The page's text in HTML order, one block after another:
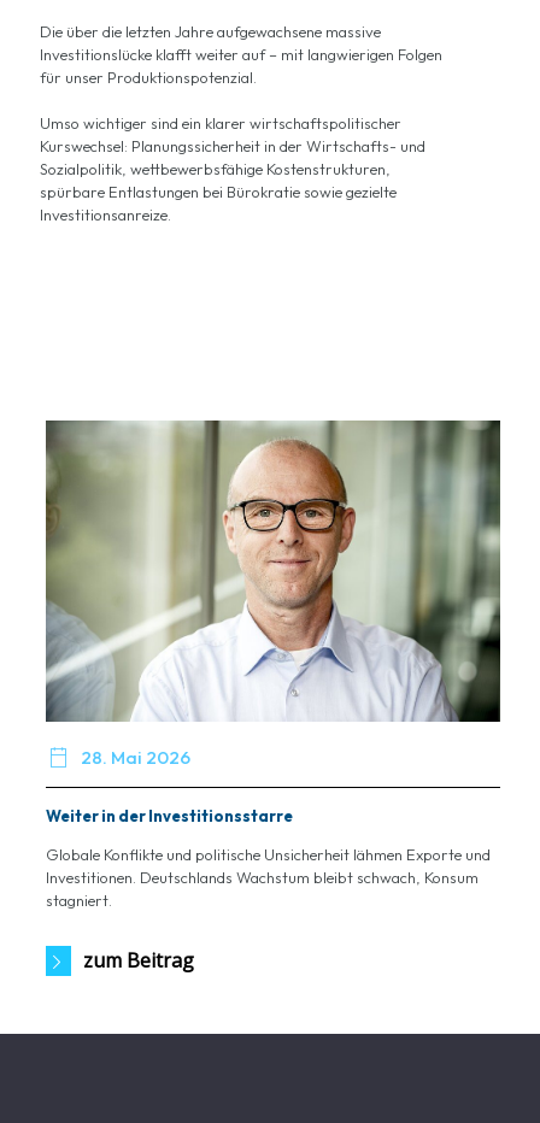
Die über die letzten Jahre aufgewachsene massive
Investitionslücke klafft weiter auf – mit langwierigen Folgen
für unser Produktionspotenzial.
Umso wichtiger sind ein klarer wirtschaftspolitischer
Kurswechsel: Planungssicherheit in der Wirtschafts- und
Sozialpolitik, wettbewerbsfähige Kostenstrukturen,
spürbare Entlastungen bei Bürokratie sowie gezielte
Investitionsanreize.
 28. Mai 2026
Weiter in der Investitionsstarre
Globale Konflikte und politische Unsicherheit lähmen Exporte und
Investitionen. Deutschlands Wachstum bleibt schwach, Konsum
stagniert.
zum Beitrag